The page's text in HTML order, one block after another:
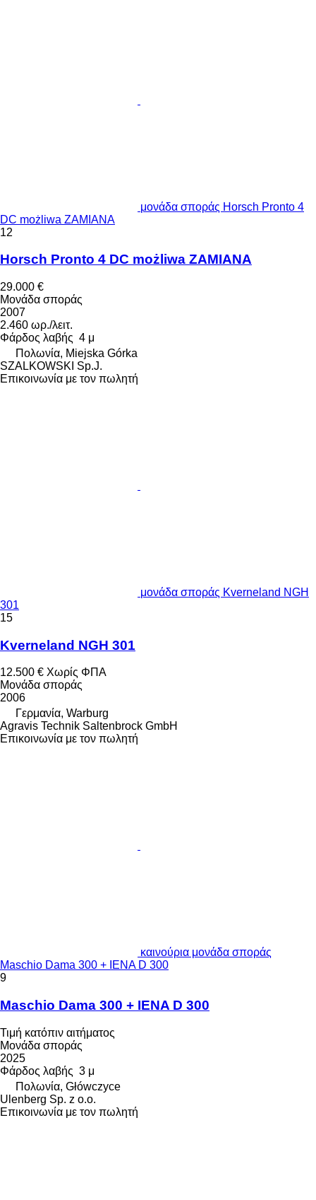
μονάδα σποράς Horsch Pronto 4
DC możliwa ZAMIANA
12
Horsch Pronto 4 DC możliwa ZAMIANA
29.000 €
Μονάδα σποράς
2007
2.460 ωρ./λειτ.
Φάρδος λαβής 4 μ
Πολωνία, Miejska Górka
SZALKOWSKI Sp.J.
Επικοινωνία με τον πωλητή
μονάδα σποράς Kverneland NGH
301
15
Kverneland NGH 301
12.500 € Χωρίς ΦΠΑ
Μονάδα σποράς
2006
Γερμανία, Warburg
Agravis Technik Saltenbrock GmbH
Επικοινωνία με τον πωλητή
καινούρια μονάδα σποράς
Maschio Dama 300 + IENA D 300
9
Maschio Dama 300 + IENA D 300
Τιμή κατόπιν αιτήματος
Μονάδα σποράς
2025
Φάρδος λαβής 3 μ
Πολωνία, Główczyce
Ulenberg Sp. z o.o.
Επικοινωνία με τον πωλητή